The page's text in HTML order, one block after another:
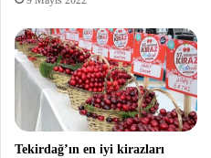
Tekirdağ’ın en iyi kirazları